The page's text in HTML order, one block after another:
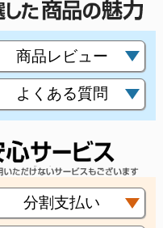
商品レビュー
よくある質問
分割支払い